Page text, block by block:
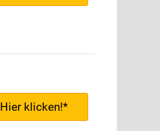
Hier klicken!*